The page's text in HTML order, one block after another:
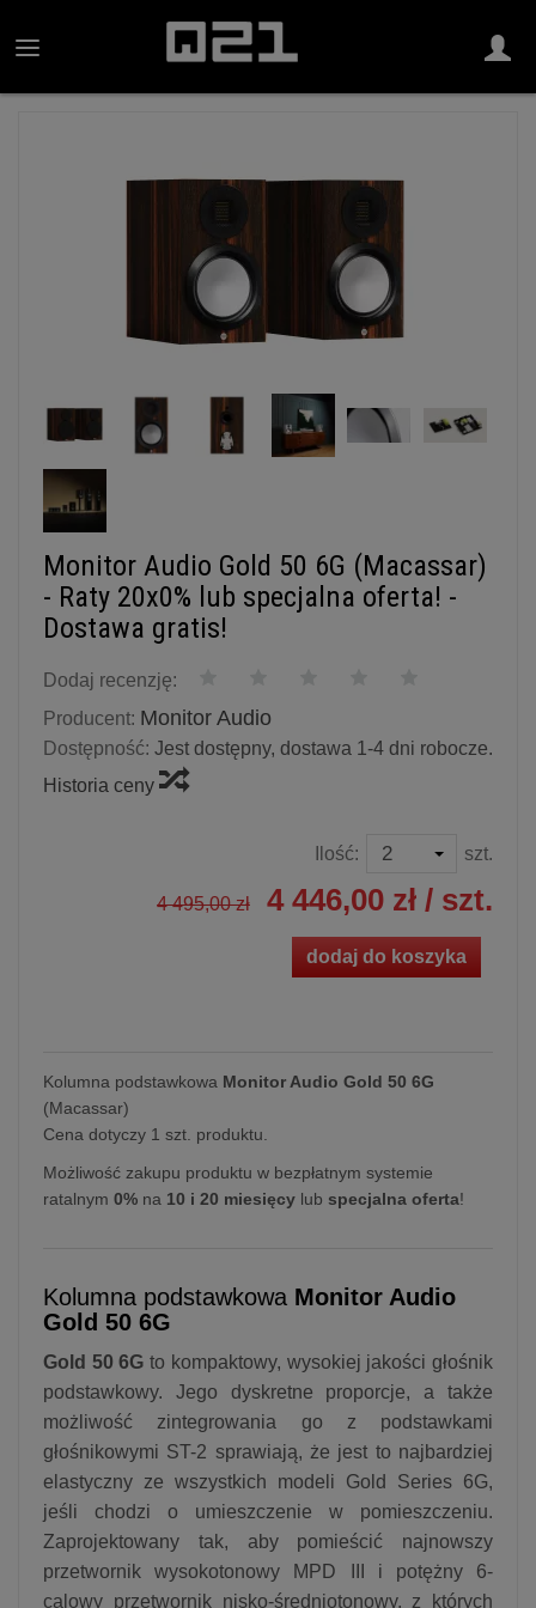
Monitor Audio Gold 50 6G (Macassar)
- Raty 20x0% lub specjalna oferta! -
Dostawa gratis!
Dodaj recenzję:
Producent: Monitor Audio
Dostępność: Jest dostępny, dostawa 1-4 dni robocze.
Historia ceny
Ilość: szt.
4 495,00 zł 4 446,00 zł / szt.
dodaj do koszyka
Kolumna podstawkowa Monitor Audio Gold 50 6G
(Macassar)
Cena dotyczy 1 szt. produktu.
Możliwość zakupu produktu w bezpłatnym systemie
ratalnym 0% na 10 i 20 miesięcy lub specjalna oferta!
Kolumna podstawkowa Monitor Audio
Gold 50 6G
Gold 50 6G to kompaktowy, wysokiej jakości głośnik
podstawkowy. Jego dyskretne proporcje, a także
możliwość zintegrowania go z podstawkami
głośnikowymi ST-2 sprawiają, że jest to najbardziej
elastyczny ze wszystkich modeli Gold Series 6G,
jeśli chodzi o umieszczenie w pomieszczeniu.
Zaprojektowany tak, aby pomieścić najnowszy
przetwornik wysokotonowy MPD III i potężny 6-
calowy przetwornik nisko-średniotonowy, z których